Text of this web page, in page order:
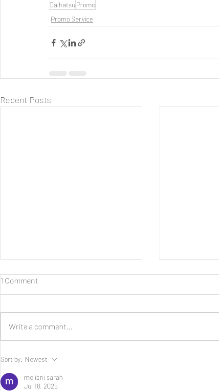
DaihatsuPromo
Promo Service
Recent Posts
Perjalanan Usai, Perawatan
Dimulai
1 Comment
Write a comment...
Sort by: Newest
meliani sarah
Jul 18, 2025